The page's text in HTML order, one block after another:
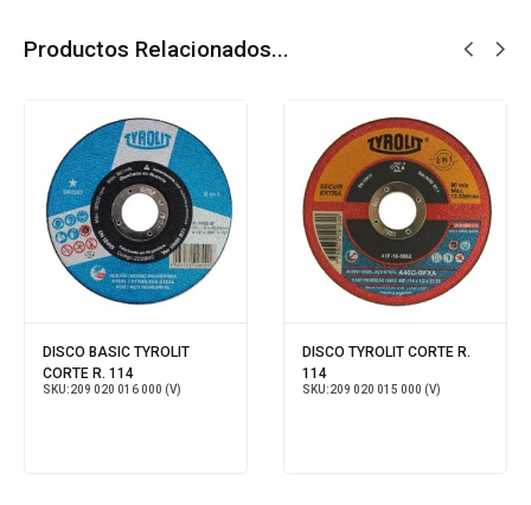
Productos Relacionados...
DISCO BASIC TYROLIT
CORTE R. 114
SKU:209 020 016 000 (V)
DISCO TYROLIT CORTE R.
114
SKU:209 020 015 000 (V)